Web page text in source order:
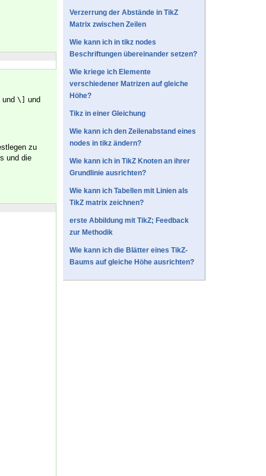
und \]
und
zu
und die
Verzerrung der Abstände in TikZ
Matrix zwischen Zeilen
Wie kann ich in tikz nodes
Beschriftungen übereinander setzen?
Wie kriege ich Elemente
verschiedener Matrizen auf gleiche
Höhe?
Tikz in einer Gleichung
Wie kann ich den Zeilenabstand eines
nodes in tikz ändern?
Wie kann ich in TikZ Knoten an ihrer
Grundlinie ausrichten?
Wie kann ich Tabellen mit Linien als
TikZ matrix zeichnen?
erste Abbildung mit TikZ; Feedback
zur Methodik
Wie kann ich die Blätter eines TikZ-
Baums auf gleiche Höhe ausrichten?